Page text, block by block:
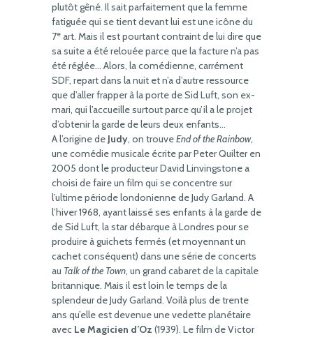
plutôt gêné. Il sait parfaitement que la femme
fatiguée qui se tient devant lui est une icône du
7e art. Mais il est pourtant contraint de lui dire que
sa suite a été relouée parce que la facture n’a pas
été réglée… Alors, la comédienne, carrément
SDF, repart dans la nuit et n’a d’autre ressource
que d’aller frapper à la porte de Sid Luft, son ex-
mari, qui l’accueille surtout parce qu’il a le projet
d’obtenir la garde de leurs deux enfants…
A l’origine de Judy, on trouveEnd of the Rainbow,
une comédie musicale écrite par Peter Quilter en
2005 dont le producteur David Linvingstone a
choisi de faire un film qui se concentre sur
l’ultime période londonienne de Judy Garland. A
l’hiver 1968, ayant laissé ses enfants à la garde de
de Sid Luft, la star débarque à Londres pour se
produire à guichets fermés (et moyennant un
cachet conséquent) dans une série de concerts
au Talk of the Town, un grand cabaret de la capitale
britannique. Mais il est loin le temps de la
splendeur de Judy Garland. Voilà plus de trente
ans qu’elle est devenue une vedette planétaire
avec Le Magicien d’Oz (1939). Le film de Victor